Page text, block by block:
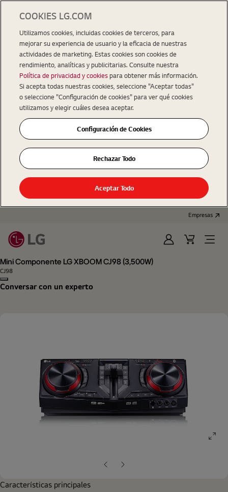
Empresas
IniciarCart
Open
Mini Componente LG XBOOM CJ98 (3,500W)
CJ98
Copy model name
Conversar con un experto
Diapositiva
Siguiente
Características principales
COOKIES LG.COM
Utilizamos cookies, incluidas cookies de terceros, para
mejorar su experiencia de usuario y la eficacia de nuestras
actividades de marketing. Estas cookies son cookies de
rendimiento, analíticas y publicitarias. Consulte nuestra
Política de privacidad y cookiespara obtener más información.
Si acepta todas nuestras cookies, seleccione "Aceptar todas"
o seleccione "Configuración de cookies" para ver qué cookies
utilizamos y elegir cuáles desea aceptar.
Configuración de Cookies
Rechazar Todo
Aceptar Todo